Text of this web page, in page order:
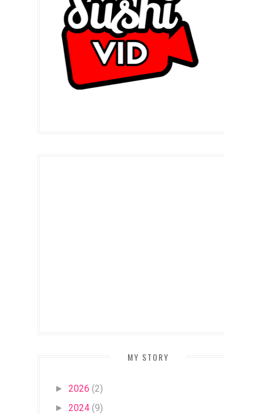
MY STORY
► 2026 (2)
► 2024 (9)